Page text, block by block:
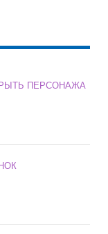
ПЕРСОНАЖА